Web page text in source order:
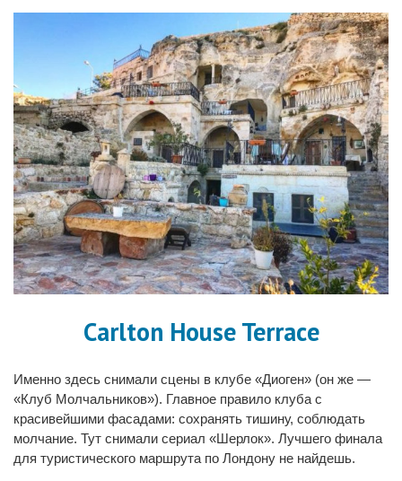
Carlton House Terrace
Именно здесь снимали сцены в клубе «Диоген» (он же —
«Клуб Молчальников»). Главное правило клуба с
красивейшими фасадами: сохранять тишину, соблюдать
молчание. Тут снимали сериал «Шерлок». Лучшего финала
для туристического маршрута по Лондону не найдешь.